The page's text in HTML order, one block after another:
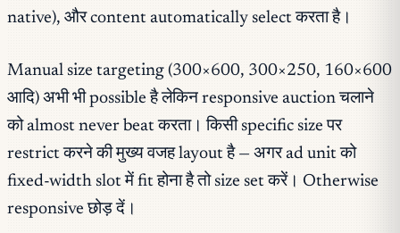
native), और content automatically select करता है।
Manual size targeting (300×600, 300×250, 160×600
आदि) अभी भी possible है लेकिन responsive auction चलाने
को almost never beat करता। किसी specific size पर
restrict करने की मुख्य वजह layout है — अगर ad unit को
fixed-width slot में fit होना है तो size set करें। Otherwise
responsive छोड़ दें।